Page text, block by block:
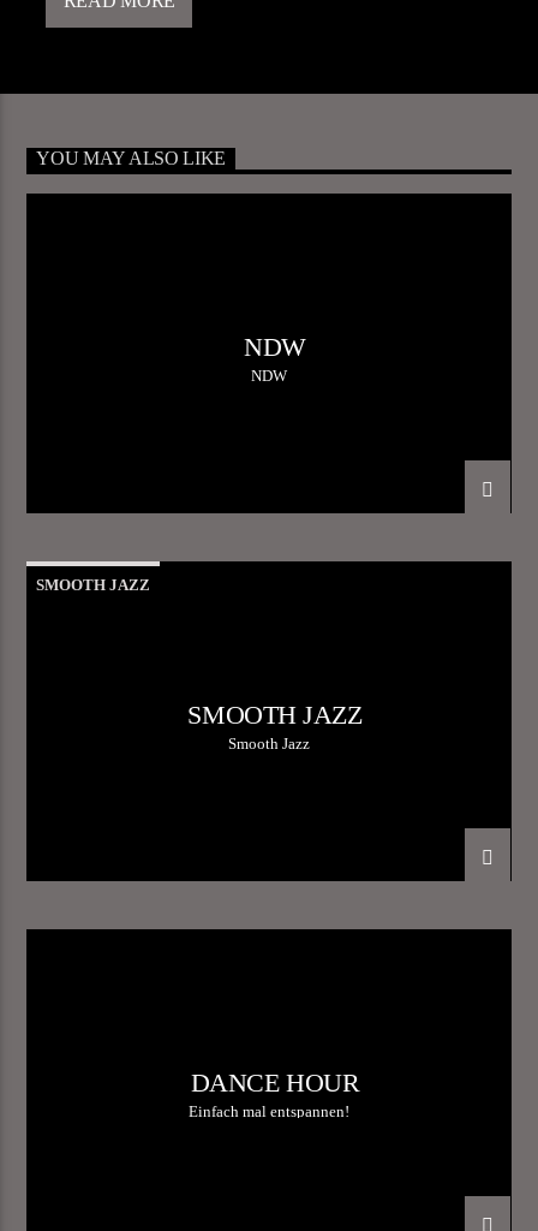
YOU MAY ALSO LIKE
NDW
NDW
SMOOTH JAZZ
SMOOTH JAZZ
Smooth Jazz
DANCE HOUR
Einfach mal entspannen!